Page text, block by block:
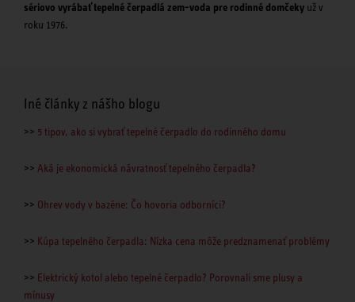
sériovo vyrábať tepelné čerpadlá zem-voda pre rodinné domčeky už v
roku 1976.
Iné články z nášho blogu
>> 5 tipov, ako si vybrať tepelné čerpadlo do rodinného domu
>> Aká je ekonomická návratnosť tepelného čerpadla?
>> Ohrev vody v bazéne: Čo hovoria odborníci?
>> Kúpa tepelného čerpadla: Nízka cena môže predznamenať problémy
>> Elektrický kotol alebo tepelné čerpadlo? Porovnali sme plusy a
mínusy